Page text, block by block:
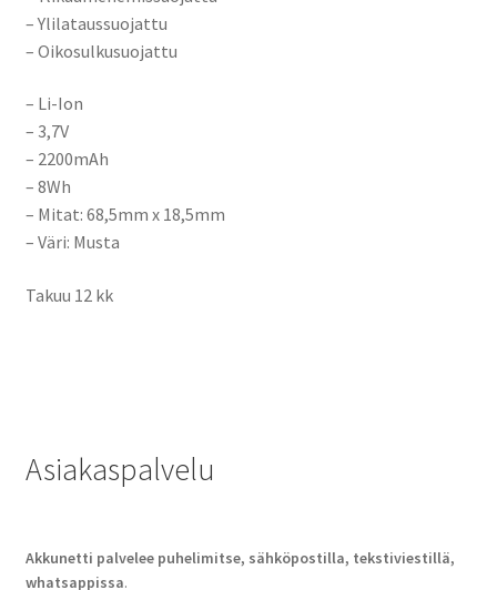
– Ylilataussuojattu
– Oikosulkusuojattu
– Li-Ion
– 3,7V
– 2200mAh
– 8Wh
– Mitat: 68,5mm x 18,5mm
– Väri: Musta
Takuu 12 kk
Asiakaspalvelu
Akkunetti palvelee puhelimitse, sähköpostilla, tekstiviestillä,
whatsappissa.